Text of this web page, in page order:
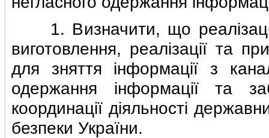
1. Визначити, що
виготовлення, реалiзацiї та
для зняття iнформацiї з
одержання iнформацiї та
координацiї дiяльностi
безпеки України.